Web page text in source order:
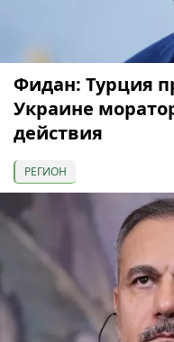
Фидан: Турция
Украине
действия
РЕГИОН